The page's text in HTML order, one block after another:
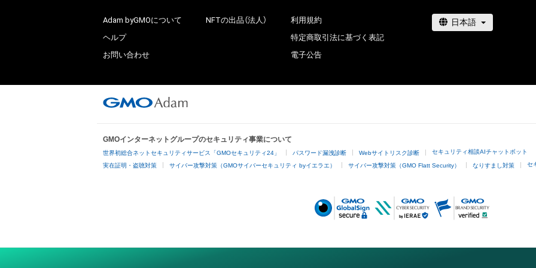
Adam byGMOについて
ヘルプ
お問い合わせ
NFTの出品（法人）
利用規約
特定商取引法に基づく表記
電子公告
GMOインターネットグループのセキュリティ事業について
世界初総合ネットセキュリティサービス「GMOセキュリティ24」 パスワード漏洩診断 Webサイトリスク診断 セキュリティ相談AIチャットボット
実在証明・盗聴対策 サイバー攻撃対策（GMOサイバーセキュリティ byイエラエ） サイバー攻撃対策（GMO Flatt Security） なりすまし対策 セ